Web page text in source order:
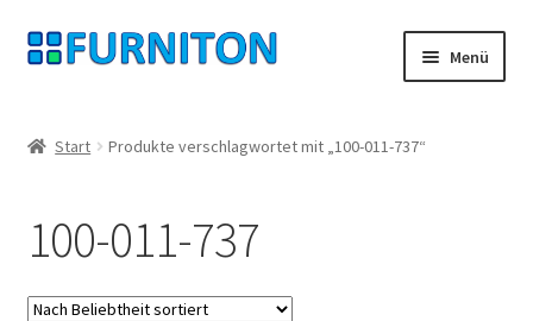
Zur
Navigation
Zum
Inhalt
Menü
Datenschutz
Widerrufsrecht
Start Produkte verschlagwortet mit „100-011-737“
100-011-737